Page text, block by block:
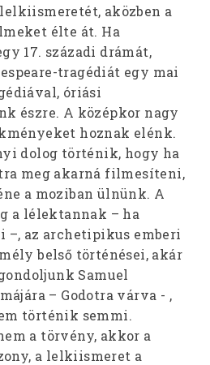
aközben a
élte át. Ha
17. századi drámát,
tragédiát egy mai
óriási
észre. A középkor nagy
hoznak elénk.
dolog történik, hogy ha
meg akarná filmesíteni,
a moziban ülnünk. A
a lélektannak – ha
–, az archetipikus emberi
belső történései, akár
Samuel
– Godotra várva - ,
történik semmi.
a törvény, akkor a
a lelkiismeret a